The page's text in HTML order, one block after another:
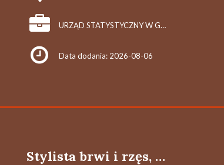
URZĄD STATYSTYCZNY W GDAŃSKU
Data dodania: 2026-08-06
Stylista brwi i rzęs, kosmetyczka